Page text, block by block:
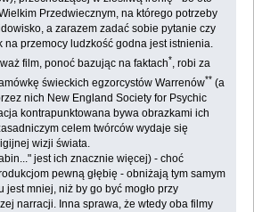
Przedwiecznym, na którego potrzeby
a zarazem zadać sobie pytanie czy
przemocy ludzkość godna jest istnienia.
film, ponoć bazując na faktach*, robi za
świeckich egzorcystów Warrenów** (a
nich New England Society for Psychic
kontrapunktowana bywa obrazkami ich
celem twórców wydaje się
wizji świata.
jest ich znacznie więcej) - choć
pewną głębię - obniżają tym samym
jest mniej, niż by go być mogło przy
narracji. Inna sprawa, że wtedy oba filmy